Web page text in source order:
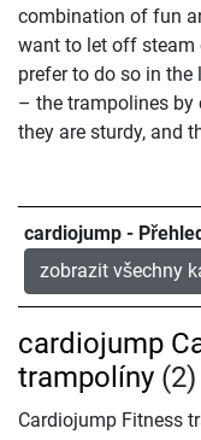
combination of fun
want to let off steam
prefer to do so in
– the trampolines by
they are sturdy, and
cardiojump -
zobrazit všechny
cardiojump
trampolíny (2)
Cardiojump Fitness